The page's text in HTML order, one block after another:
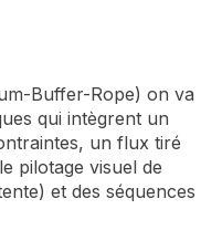
Buffer-Rope) on va
qui intègrent un
un flux tiré
pilotage visuel de
et des séquences